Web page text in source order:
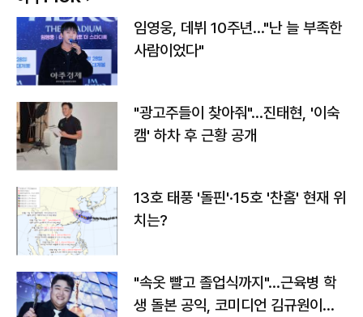
임영웅, 데뷔 10주년…"난 늘 부족한
사람이었다"
"광고주들이 찾아줘"…진태현, '이숙
캠' 하차 후 근황 공개
13호 태풍 '돌핀'·15호 '찬홈' 현재 위
치는?
"속옷 빨고 졸업식까지"…근육병 학
생 돌본 공익, 코미디언 김규원이었